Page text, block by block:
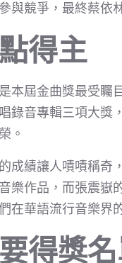
與競爭，最終蔡依
得主
本屆金曲獎最受矚
錄音專輯三項大獎
。
成績讓人嘖嘖稱奇
樂作品，而張震嶽
在華語流行音樂界
得獎